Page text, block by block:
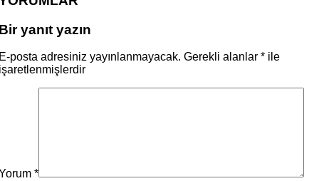
yanıt yazın
posta adresiniz yayınlanmayacak. Gerekli alanlar * ile
*